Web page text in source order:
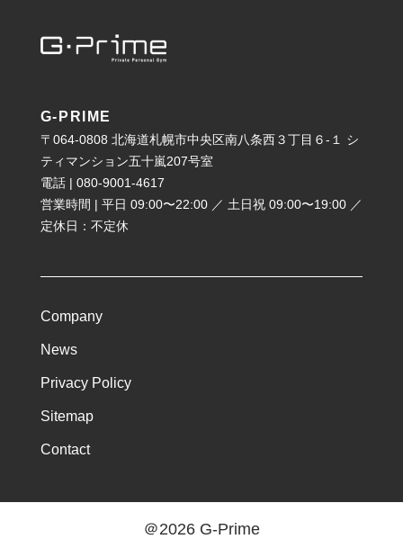
G-PRIME
〒064-0808 北海道札幌市中央区南八条西３丁目６-１ シ
ティマンション五十嵐207号室
電話 | 080-9001-4617
営業時間 | 平日 09:00〜22:00 ／ 土日祝 09:00〜19:00 ／
定休日：不定休
Company
News
Privacy Policy
Sitemap
Contact
＠2026 G-Prime